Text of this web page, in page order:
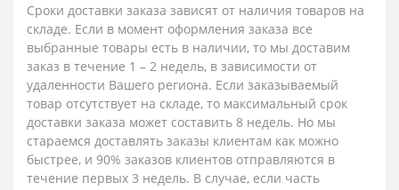
Сроки доставки заказа зависят от наличия товаров на
складе. Если в момент оформления заказа все
выбранные товары есть в наличии, то мы доставим
заказ в течение 1 – 2 недель, в зависимости от
удаленности Вашего региона. Если заказываемый
товар отсутствует на складе, то максимальный срок
доставки заказа может составить 8 недель. Но мы
стараемся доставлять заказы клиентам как можно
быстрее, и 90% заказов клиентов отправляются в
течение первых 3 недель. В случае, если часть